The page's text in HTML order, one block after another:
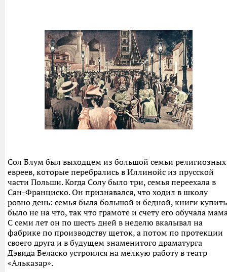
Сол Блум был выходцем из большой семьи религиозных
евреев, которые перебрались в Иллинойс из прусской
части Польши. Когда Солу было три, семья переехала в
Сан-Франциско. Он признавался, что ходил в школу
ровно день: семья была большой и бедной, книги купить
было не на что, так что грамоте и счету его обучала
С семи лет он по шесть дней в неделю вкалывал на
фабрике по производству щеток, а потом по протекции
своего друга и в будущем знаменитого драматурга
Дэвида Беласко устроился на мелкую работу в театр
«Альказар».